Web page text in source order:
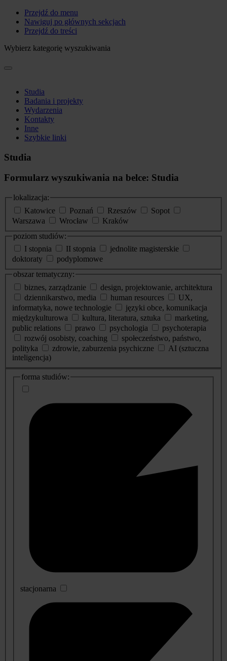
Przejdź do menu
Nawiguj po głównych sekcjach
Przejdź do treści
Wybierz kategorię wyszukiwania
Studia
Badania i projekty
Wydarzenia
Kontakty
Inne
Szybkie linki
Studia
Formularz wyszukiwania na belce: Studia
lokalizacja:
Katowice
Poznań Rzeszów
Sopot
Warszawa
Wrocław
Kraków
poziom studiów:
I stopnia
II stopnia
jednolite magisterskie
doktoraty
podyplomowe
obszar tematyczny:
biznes, zarządzanie
design, projektowanie, architektura
dziennikarstwo, media
human resources
UX,
informatyka, nowe technologie
języki obce, komunikacja
międzykulturowa
kultura, literatura, sztuka
marketing,
public relations
prawo psychologia
psychoterapia
rozwój osobisty, coaching
społeczeństwo, państwo,
polityka
zdrowie, zaburzenia psychiczne
AI (sztuczna
inteligencja)
dodatkowe
informacje
forma studiów:
stacjonarna